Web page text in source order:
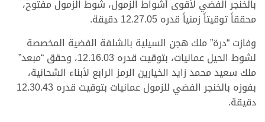
بالخنجر الفضي لأقوى أشواط الزمول، شوط الزمول مفتوح،
محققاً توقيتاً زمنياً قدره 12.27.05 دقيقة.
وفازت “درة” ملك هجن السيلية بالشلفة الفضية المخصصة
لشوط الحيل عمانيات، بتوقيت قدره 12.16.03، وحقق “مبعد”
ملك سعيد محمد زايد الخيارين الرمز الرابع لأبناء الشحانية،
بفوزه بالخنجر الفضي للزمول عمانيات بتوقيت قدره 12.30.43
دقيقة.